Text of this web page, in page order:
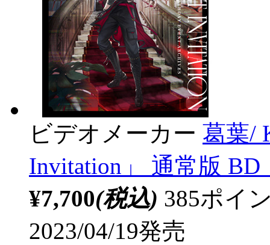
ビデオメーカー 葛葉/
Invitation」 通常版 BD
¥7,700(税込) 385ポイ
2023/04/19発売